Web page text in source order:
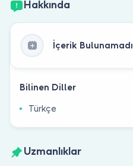
Hakkında
İçerik Bulunamadı
Bilinen Diller
Türkçe
Uzmanlıklar